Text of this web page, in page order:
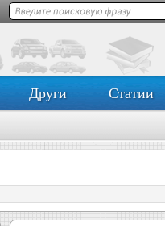
Други Статии